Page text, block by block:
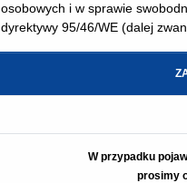
osobowych i w sprawie
dyrektywy 95/46/WE (dalej
W przypadku
prosimy